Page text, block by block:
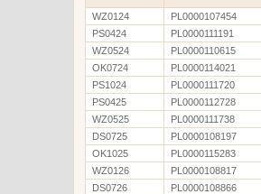
WZ0124
PL0000107454
PS0424
PL0000111191
WZ0524
PL0000110615
OK0724
PL0000114021
PS1024
PL0000111720
PS0425
PL0000112728
WZ0525
PL0000111738
DS0725
PL0000108197
OK1025
PL0000115283
WZ0126
PL0000108817
DS0726
PL0000108866